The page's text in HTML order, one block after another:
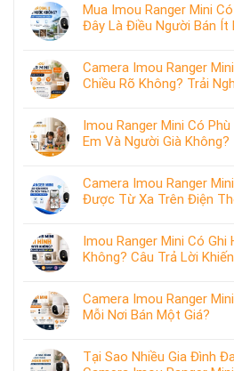
Mua Imou Ranger Mini
Đây Là Điều Người Bán Ít
Camera Imou Ranger
Chiều Rõ Không? Trải
Imou Ranger Mini Có
Em Và Người Già Không?
Camera Imou Ranger
Được Từ Xa Trên Điện
Imou Ranger Mini Có Ghi
Không? Câu Trả Lời
Camera Imou Ranger
Mỗi Nơi Bán Một Giá?
Tại Sao Nhiều Gia Đình